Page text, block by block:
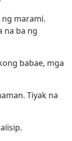
marami.
na ba ng
babae, mga
Tiyak na